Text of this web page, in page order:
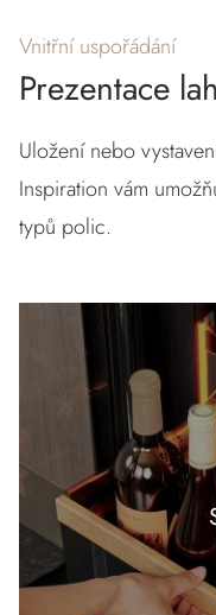
Vnitřní uspořádání
Prezentace
Uložení nebo
Inspiration vám
typů polic.